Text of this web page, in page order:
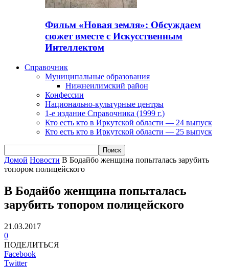
Фильм «Новая земля»: Обсуждаем
сюжет вместе с Искусственным
Интеллектом
Справочник
Муниципальные образования
Нижнеилимский район
Конфессии
Национально-культурные центры
1-е издание Справочника (1999 г.)
Кто есть кто в Иркутской области — 24 выпуск
Кто есть кто в Иркутской области — 25 выпуск
Домой Новости В Бодайбо женщина попыталась зарубить
топором полицейского
В Бодайбо женщина попыталась
зарубить топором полицейского
21.03.2017
0
ПОДЕЛИТЬСЯ
Facebook
Twitter